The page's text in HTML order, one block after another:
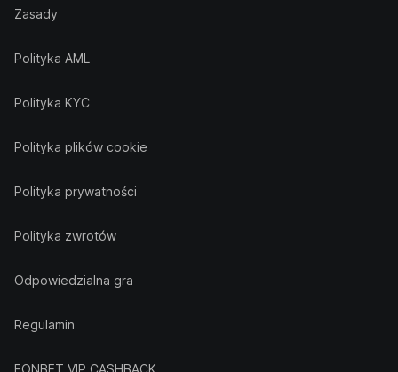
Zasady
Polityka AML
Polityka KYC
Polityka plików cookie
Polityka prywatności
Polityka zwrotów
Odpowiedzialna gra
Regulamin
FONBET VIP CASHBACK